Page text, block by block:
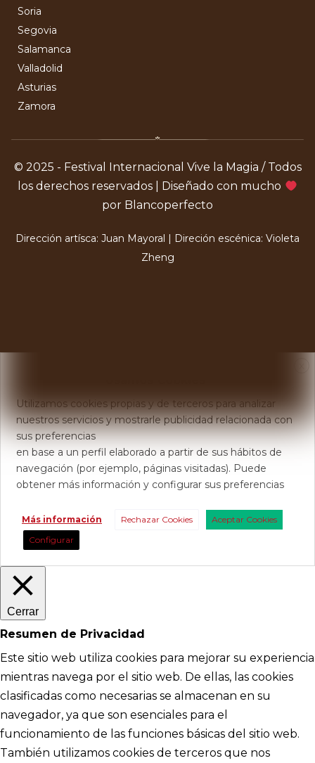
Soria
Segovia
Salamanca
Valladolid
Asturias
Zamora
© 2025 - Festival Internacional Vive la Magia / Todos
los derechos reservados | Diseñado con mucho
por Blancoperfecto
Dirección artísca: Juan Mayoral | Direción escénica: Violeta
Zheng
Utilizamos cookies propias y de terceros para analizar
nuestros servicios y mostrarle publicidad relacionada con
sus preferencias
en base a un perfil elaborado a partir de sus hábitos de
navegación (por ejemplo, páginas visitadas). Puede
obtener más información y configurar sus preferencias
Más información Rechazar Cookies
Aceptar Cookies
Configurar
Cerrar
Resumen de Privacidad
Este sitio web utiliza cookies para mejorar su experiencia
mientras navega por el sitio web. De ellas, las cookies
clasificadas como necesarias se almacenan en su
navegador, ya que son esenciales para el
funcionamiento de las funciones básicas del sitio web.
También utilizamos cookies de terceros que nos